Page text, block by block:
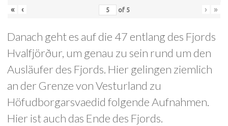
« ‹ of 5 › »
Danach geht es auf die 47 entlang des Fjords
Hvalfjörður, um genau zu sein rund um den
Ausläufer des Fjords. Hier gelingen ziemlich
an der Grenze von Vesturland zu
Höfudborgarsvaedid folgende Aufnahmen.
Hier ist auch das Ende des Fjords.